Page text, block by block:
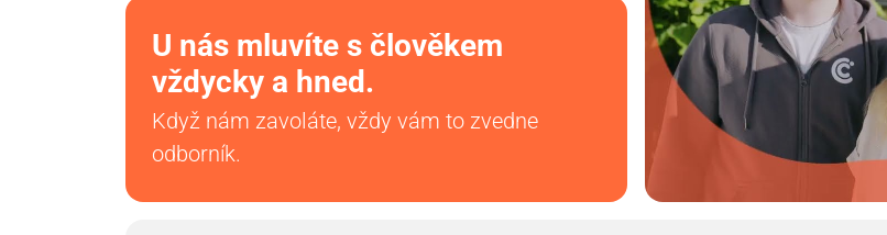
U nás mluvíte s člověkem
vždycky a hned.
Když nám zavoláte, vždy vám to zvedne
odborník.